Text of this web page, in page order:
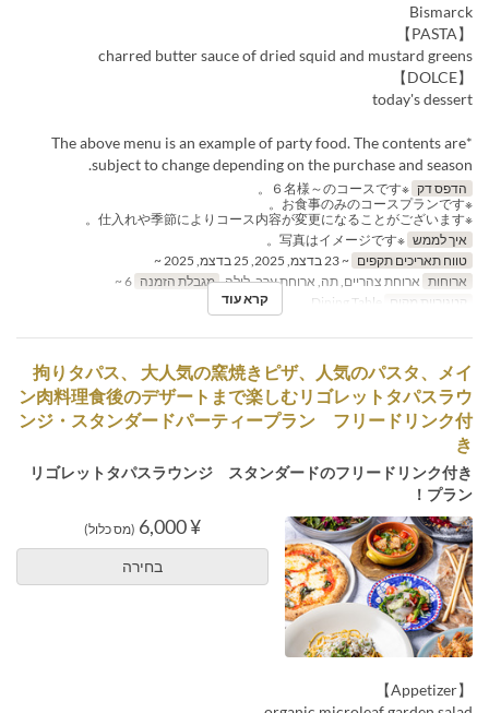
Bismarck
【PASTA】
charred butter sauce of dried squid and mustard greens
【DOLCE】
today's dessert
*The above menu is an example of party food. The contents are
subject to change depending on the purchase and season.
הדפס דק ※６名様～のコースです。
※お食事のみのコースプランです。
※仕入れや季節によりコース内容が変更になることがございます。
איך לממש ※写真はイメージです。
טווח תאריכים תקפים ~ 23 בדצמ, 2025, 25 בדצמ, 2025 ~
ארוחות ארוחת צהריים, תה, ארוחת ערב, לילה מגבלת הזמנה 6 ~
קטגוריית מקום
קרא עוד
拘りタパス、 大人気の窯焼きピザ、人気のパスタ、メイ
ン肉料理食後のデザートまで楽しむリゴレットタパスラウ
ンジ・スタンダードパーティープラン フリードリンク付
き
リゴレットタパスラウンジ スタンダードのフリードリンク付き
プラン！
¥ 6,000 (מס כלול)
בחירה
【Appetizer】